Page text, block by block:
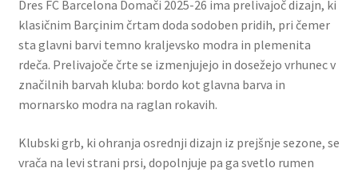
Dres FC Barcelona Domači 2025-26 ima prelivajoč dizajn, ki
klasičnim Barçinim črtam doda sodoben pridih, pri čemer
sta glavni barvi temno kraljevsko modra in plemenita
rdeča. Prelivajoče črte se izmenjujejo in dosežejo vrhunec v
značilnih barvah kluba: bordo kot glavna barva in
mornarsko modra na raglan rokavih.
Klubski grb, ki ohranja osrednji dizajn iz prejšnje sezone, se
vrača na levi strani prsi, dopolnjuje pa ga svetlo rumen